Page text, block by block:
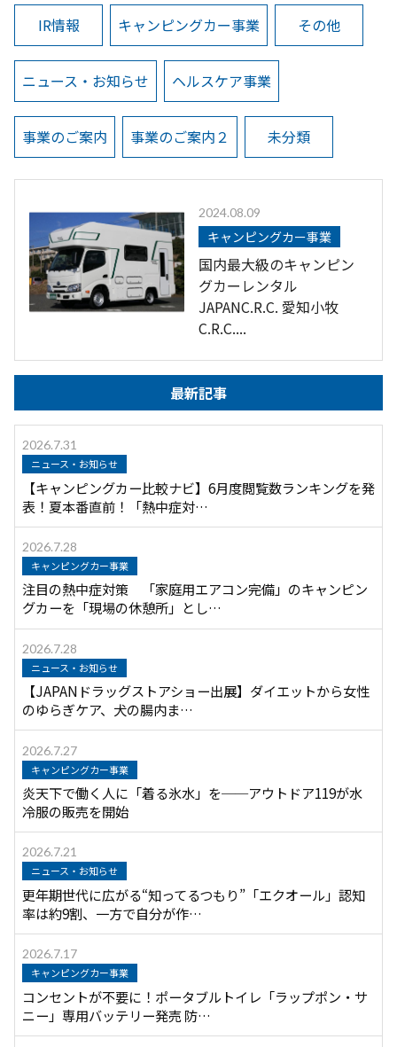
IR情報 キャンピングカー事業 その他
ニュース・お知らせ ヘルスケア事業
事業のご案内 事業のご案内２ 未分類
2024.08.09
キャンピングカー事業
国内最大級のキャンピン
グカーレンタル
JAPANC.R.C. 愛知小牧
C.R.C....
最新記事
2026.7.31
ニュース・お知らせ
【キャンピングカー比較ナビ】6月度閲覧数ランキングを発
表！夏本番直前！「熱中症対…
2026.7.28
キャンピングカー事業
注目の熱中症対策 「家庭用エアコン完備」のキャンピン
グカーを「現場の休憩所」とし…
2026.7.28
ニュース・お知らせ
【JAPANドラッグストアショー出展】ダイエットから女性
のゆらぎケア、犬の腸内ま…
2026.7.27
キャンピングカー事業
炎天下で働く人に「着る氷水」を──アウトドア119が水
冷服の販売を開始
2026.7.21
ニュース・お知らせ
更年期世代に広がる“知ってるつもり”「エクオール」認知
率は約9割、一方で自分が作…
2026.7.17
キャンピングカー事業
コンセントが不要に！ポータブルトイレ「ラップポン・サ
ニー」専用バッテリー発売 防…